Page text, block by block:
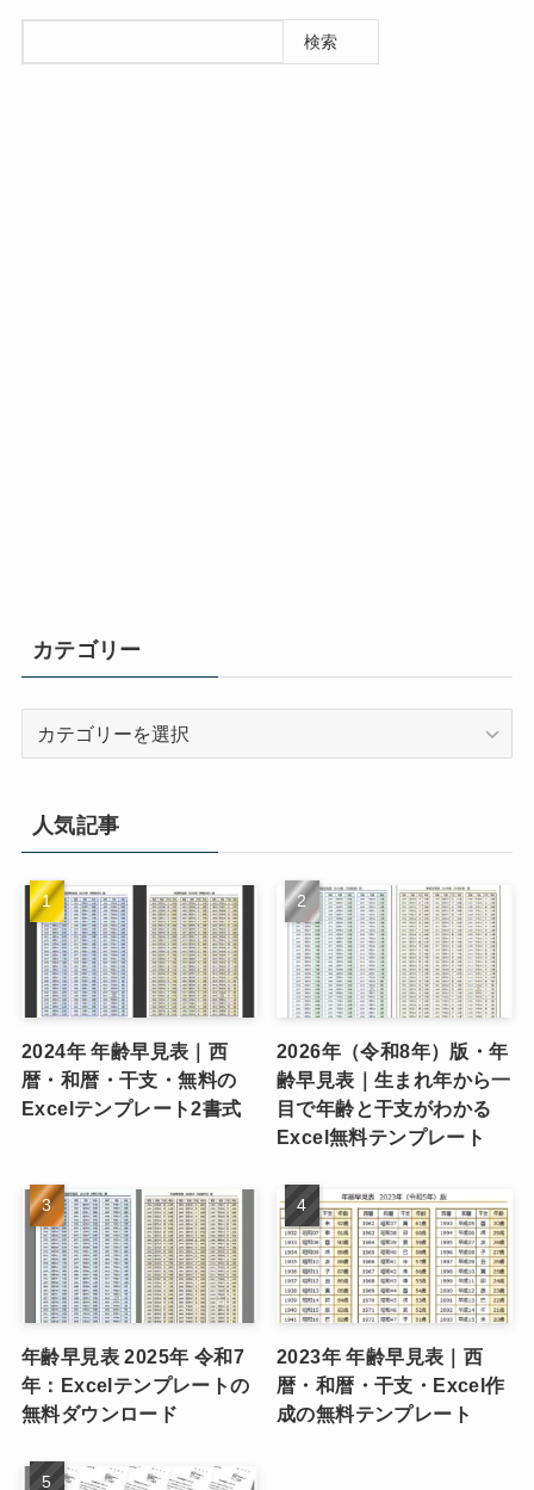
検索
カテゴリー
ー
人気記事
2024年 年齢早見表｜西
暦・和暦・干支・無料の
Excelテンプレート2書式
2026年（令和8年）版・年
齢早見表｜生まれ年から一
目で年齢と干支がわかる
Excel無料テンプレート
年齢早見表 2025年 令和7
年：Excelテンプレートの
無料ダウンロード
2023年 年齢早見表｜西
暦・和暦・干支・Excel作
成の無料テンプレート